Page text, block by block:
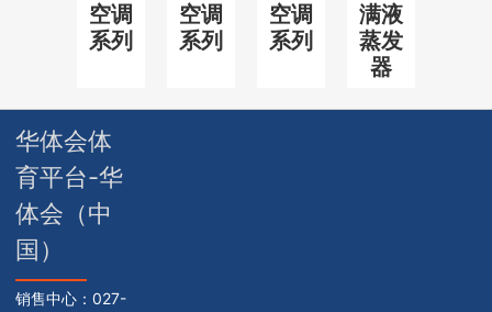
空调
系列
空调
系列
空调
系列
满液
蒸发
器
华体会体
育平台-华
体会（中
国）
销售中心： 027-